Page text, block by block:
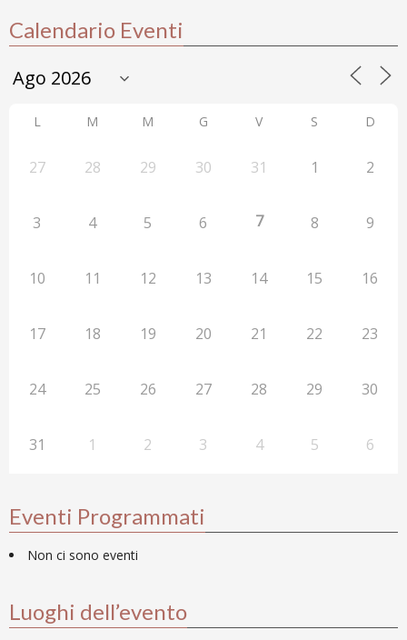
Calendario Eventi
L M M G V S D
27 28 29 30 31 1 2
3 4 5 6 7 8 9
10 11 12 13 14 15 16
17 18 19 20 21 22 23
24 25 26 27 28 29 30
31 1 2 3 4 5 6
Eventi Programmati
Non ci sono eventi
Luoghi dell’evento